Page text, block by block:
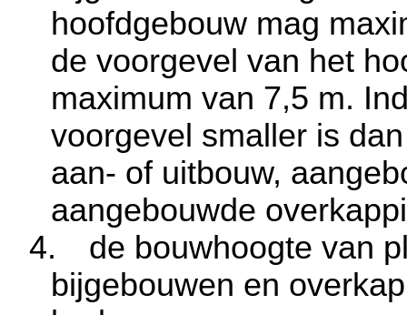
hoofdgebouw mag
de voorgevel van het
maximum van 7,5 m.
voorgevel smaller is
aan- of uitbouw,
aangebouwde
4.
de bouwhoogte van
bijgebouwen en